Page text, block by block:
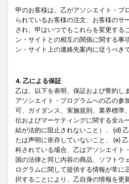
甲のお客様は、乙がアソシエイト・プ
られているお客様の注文、お客様の
され、甲はいつでもこれらを変更する
ン・サイトとの相互の関係に関する事
ン・サイト上の連絡先案内に従うべき
4. 乙による保証
乙は、以下を表明、保証および誓約し
アソシエイト・プログラムへの乙の参
可、ガイダンス、実施規則、業界標準
伝およびマーケティングに関する全ル
結が法的に阻止されないこと）、 (d)
たは声明に依存していないこと、 (e)
科されている場合、乙はアソシエイト
国の法律と同じ内容の商品、ソフトウ
ログラムに関して提供する情報が常
択することにより、乙自身の情報を更